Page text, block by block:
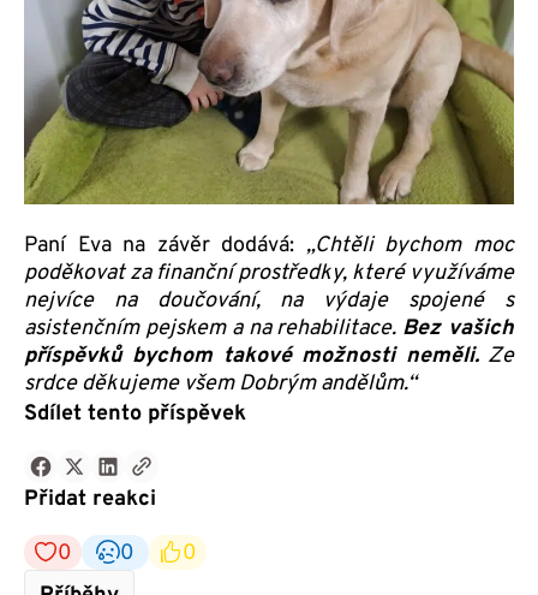
Paní Eva na závěr dodává: „Chtěli bychom moc
poděkovat za finanční prostředky, které využíváme
nejvíce na doučování, na výdaje spojené s
asistenčním pejskem a na rehabilitace. Bez vašich
příspěvků bychom takové možnosti neměli.Ze
srdce děkujeme všem Dobrým andělům.“
Sdílet tento příspěvek
Přidat reakci
0
0
0